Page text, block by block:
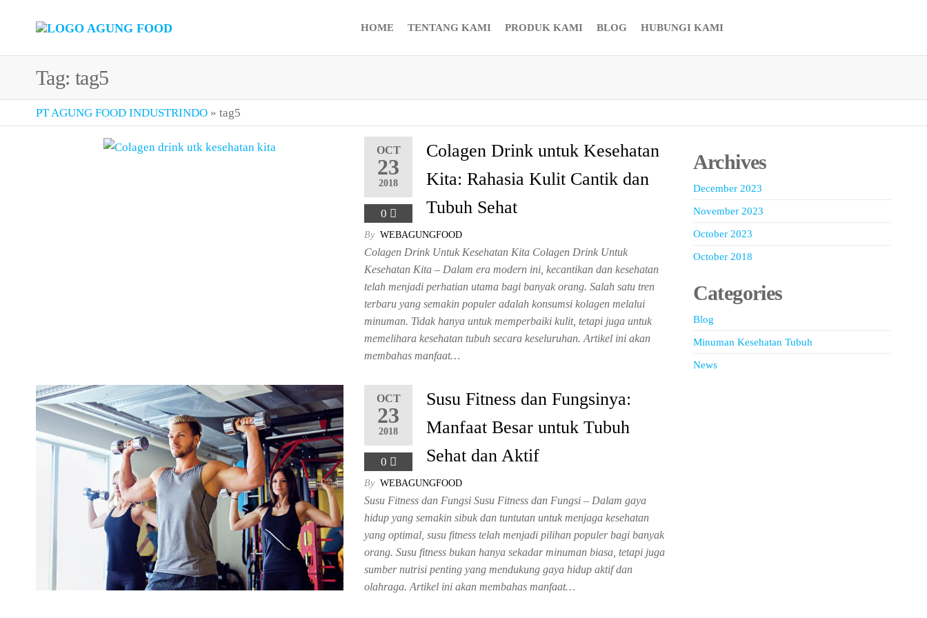
Bubuk
Drink, Meal
Replacement
HOME TENTANG KAMI PRODUK KAMI BLOG HUBUNGI KAMI
Tag: tag5
PT AGUNG FOOD INDUSTRINDO » tag5
OCT
23
2018
0
Colagen Drink untuk Kesehatan
Kita: Rahasia Kulit Cantik dan
Tubuh Sehat
By WEBAGUNGFOOD
Colagen Drink Untuk Kesehatan Kita Colagen Drink Untuk
Kesehatan Kita – Dalam era modern ini, kecantikan dan kesehatan
telah menjadi perhatian utama bagi banyak orang. Salah satu tren
terbaru yang semakin populer adalah konsumsi kolagen melalui
minuman. Tidak hanya untuk memperbaiki kulit, tetapi juga untuk
memelihara kesehatan tubuh secara keseluruhan. Artikel ini akan
membahas manfaat…
OCT
23
2018
0
Susu Fitness dan Fungsinya:
Manfaat Besar untuk Tubuh
Sehat dan Aktif
By WEBAGUNGFOOD
Susu Fitness dan Fungsi Susu Fitness dan Fungsi – Dalam gaya
hidup yang semakin sibuk dan tuntutan untuk menjaga kesehatan
yang optimal, susu fitness telah menjadi pilihan populer bagi banyak
orang. Susu fitness bukan hanya sekadar minuman biasa, tetapi juga
sumber nutrisi penting yang mendukung gaya hidup aktif dan
olahraga. Artikel ini akan membahas manfaat…
Archives
December 2023
November 2023
October 2023
October 2018
Categories
Blog
Minuman Kesehatan Tubuh
News